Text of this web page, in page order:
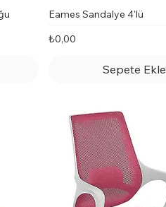
Eames Sandalye 4'lü
Fiyat
₺0,00
Sepete Ekle